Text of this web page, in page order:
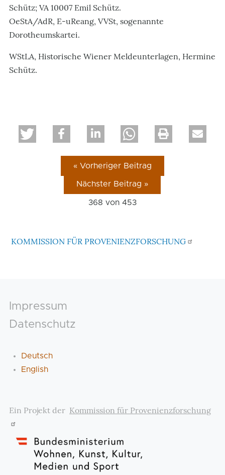
Schütz; VA 10007 Emil Schütz.
OeStA/AdR, E-uReang, VVSt, sogenannte
Dorotheumskartei.
WStLA, Historische Wiener Meldeunterlagen, Hermine
Schütz.
« Vorheriger Beitrag
Nächster Beitrag »
368 von 453
KOMMISSION FÜR PROVENIENZFORSCHUNG
Footer
Impressum
Datenschutz
Deutsch
English
Ein Projekt der Kommission für Provenienzforschung